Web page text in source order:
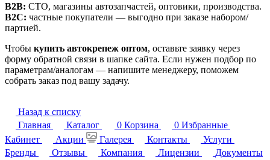
B2B: СТО, магазины автозапчастей, оптовики, производства.
B2C: частные покупатели — выгодно при заказе набором/
партией.
Чтобы купить автокрепеж оптом, оставьте заявку через
форму обратной связи в шапке сайта. Если нужен подбор по
параметрам/аналогам — напишите менеджеру, поможем
собрать заказ под вашу задачу.
Назад к списку
Главная
Каталог 0 Корзина 0 Избранные
Кабинет
Акции Галерея Контакты
Услуги
Бренды
Отзывы Компания Лицензии
Документы